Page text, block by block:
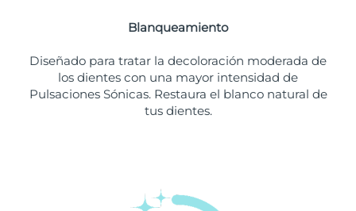
Blanqueamiento
Diseñado para tratar la decoloración moderada de
los dientes con una mayor intensidad de
Pulsaciones Sónicas. Restaura el blanco natural de
tus dientes.
Reunión Entrega prevista8/13/26
Entrega prevista